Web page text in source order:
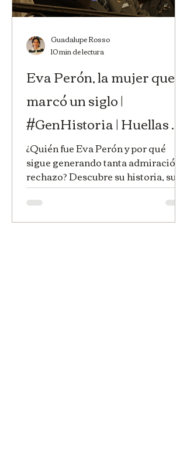
Eva Perón, la mujer que
marcó un siglo |
#GenHistoria | Huellas de
la Historia
¿Quién fue Eva Perón y por qué
sigue generando tanta admiración y
rechazo? Descubre su historia, su
legado político, el voto femenino y
el impacto de Evita en la Argentina.
Guadalupe Rosso
10 min de lectura